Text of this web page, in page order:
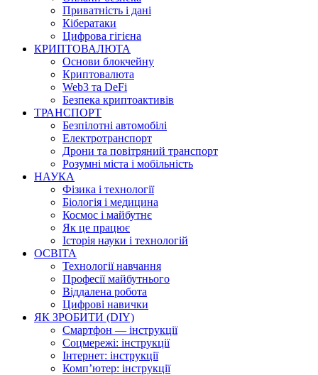
Приватність і дані
Кібератаки
Цифрова гігієна
КРИПТОВАЛЮТА
Основи блокчейну
Криптовалюта
Web3 та DeFi
Безпека криптоактивів
ТРАНСПОРТ
Безпілотні автомобілі
Електротранспорт
Дрони та повітряний транспорт
Розумні міста і мобільність
НАУКА
Фізика і технології
Біологія і медицина
Космос і майбутнє
Як це працює
Історія науки і технологій
ОСВІТА
Технології навчання
Професії майбутнього
Віддалена робота
Цифрові навички
ЯК ЗРОБИТИ (DIY)
Смартфон — інструкції
Соцмережі: інструкції
Інтернет: інструкції
Комп’ютер: інструкції